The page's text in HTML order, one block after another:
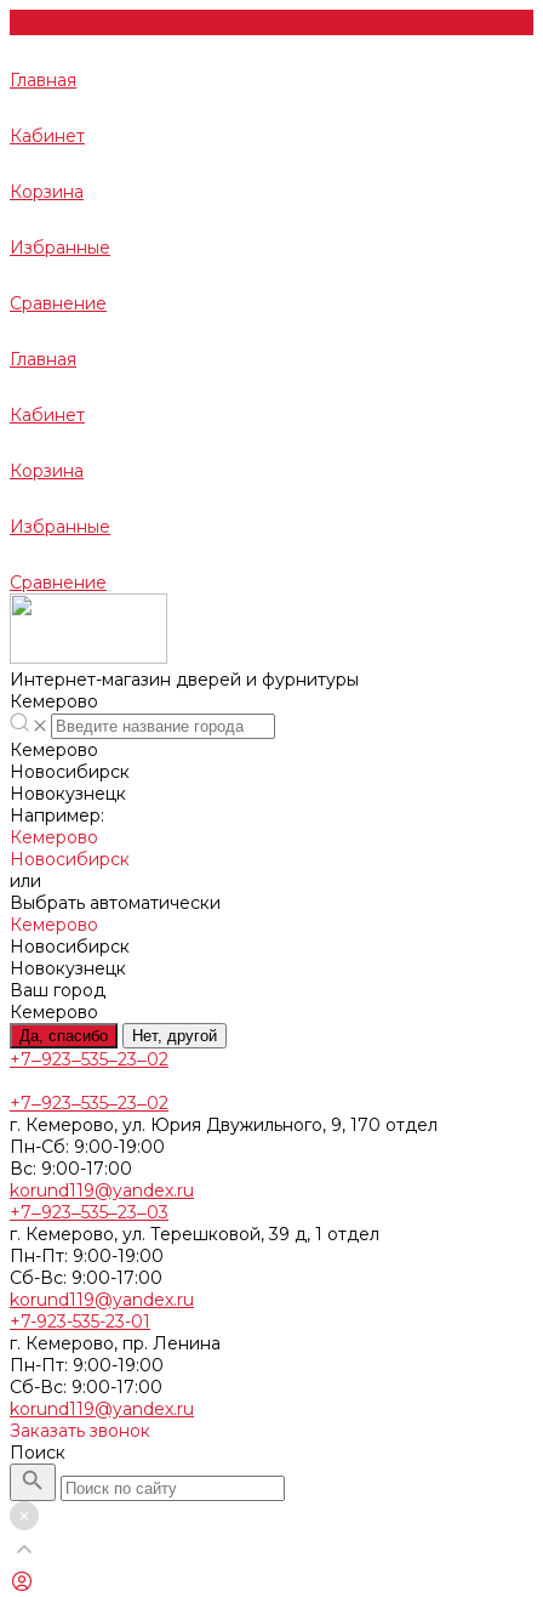
Главная
Кабинет
Корзина
Избранные
Сравнение
Главная
Кабинет
Корзина
Избранные
Сравнение
Интернет-магазин дверей и фурнитуры
Кемерово
Кемерово
Новосибирск
Новокузнецк
Например:
Кемерово
Новосибирск
или
Выбрать автоматически
Кемерово
Новосибирск
Новокузнецк
Ваш город
Кемерово
Да, спасибо Нет, другой
+7‒923‒535‒23‒02
+7‒923‒535‒23‒02
г. Кемерово, ул. Юрия Двужильного, 9, 170 отдел
Пн-Сб: 9:00-19:00
Вс: 9:00-17:00
korund119@yandex.ru
+7‒923‒535‒23‒03
г. Кемерово, ул. Терешковой, 39 д, 1 отдел
Пн-Пт: 9:00-19:00
Cб-Вс: 9:00-17:00
korund119@yandex.ru
+7-923-535-23-01
г. Кемерово, пр. Ленина
Пн-Пт: 9:00-19:00
Cб-Вс: 9:00-17:00
korund119@yandex.ru
Заказать звонок
Поиск